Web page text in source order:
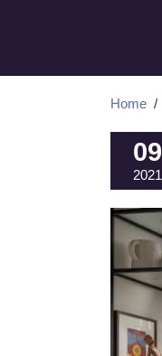
Home /
09
2021